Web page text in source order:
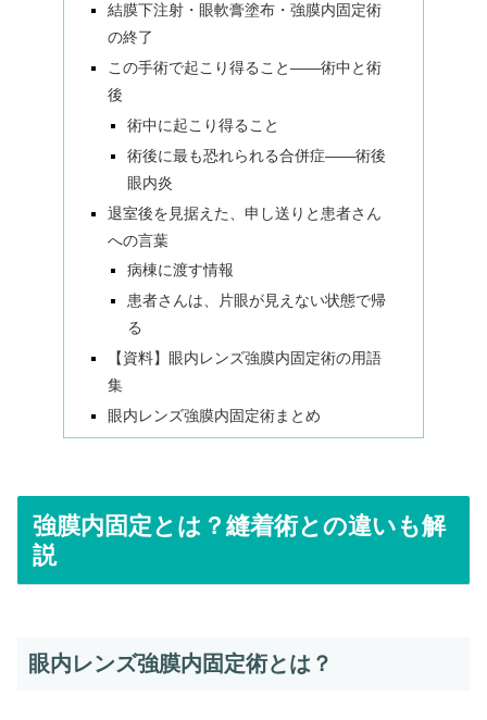
結膜下注射・眼軟膏塗布・強膜内固定術
の終了
この手術で起こり得ること——術中と術
後
術中に起こり得ること
術後に最も恐れられる合併症——術後
眼内炎
退室後を見据えた、申し送りと患者さん
への言葉
病棟に渡す情報
患者さんは、片眼が見えない状態で帰
る
【資料】眼内レンズ強膜内固定術の用語
集
眼内レンズ強膜内固定術まとめ
強膜内固定とは？縫着術との違いも解
説
眼内レンズ強膜内固定術とは？